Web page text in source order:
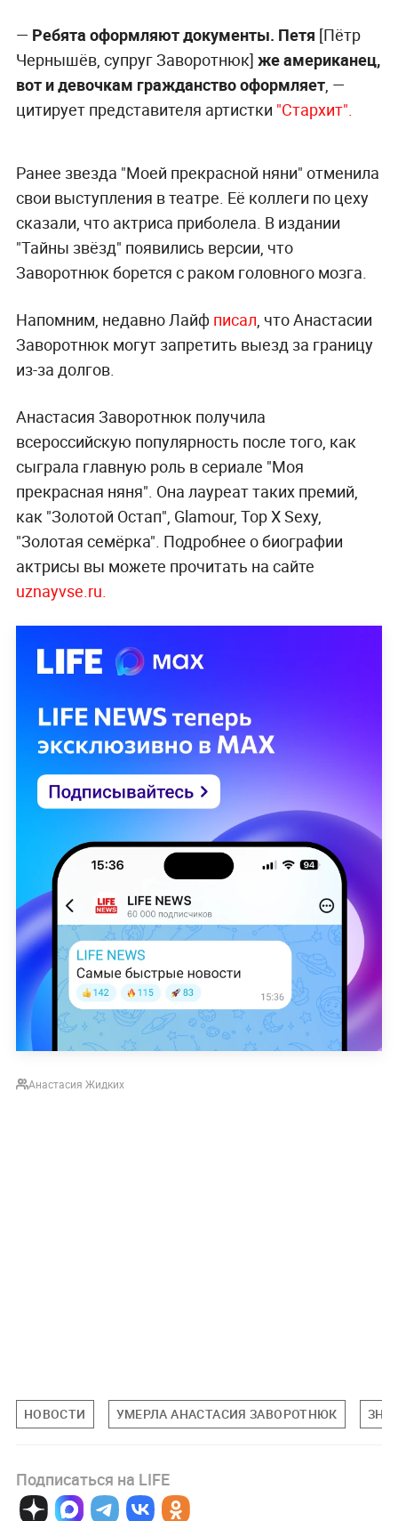
— Ребята оформляют документы. Петя [Пётр
Чернышёв, супруг Заворотнюк] же американец,
вот и девочкам гражданство оформляет, —
цитирует представителя артистки "Стархит".
Ранее звезда "Моей прекрасной няни" отменила
свои выступления в театре. Её коллеги по цеху
сказали, что актриса приболела. В издании
"Тайны звёзд" появились версии, что
Заворотнюк борется с раком головного мозга.
Напомним, недавно Лайф писал, что Анастасии
Заворотнюк могут запретить выезд за границу
из-за долгов.
Анастасия Заворотнюк получила
всероссийскую популярность после того, как
сыграла главную роль в сериале "Моя
прекрасная няня". Она лауреат таких премий,
как "Золотой Остап", Glamour, Top X Sexy,
"Золотая семёрка". Подробнее о биографии
актрисы вы можете прочитать на сайте
uznayvse.ru.
Анастасия Жидких
НОВОСТИ УМЕРЛА АНАСТАСИЯ ЗАВОРОТНЮК
Подписаться на LIFE